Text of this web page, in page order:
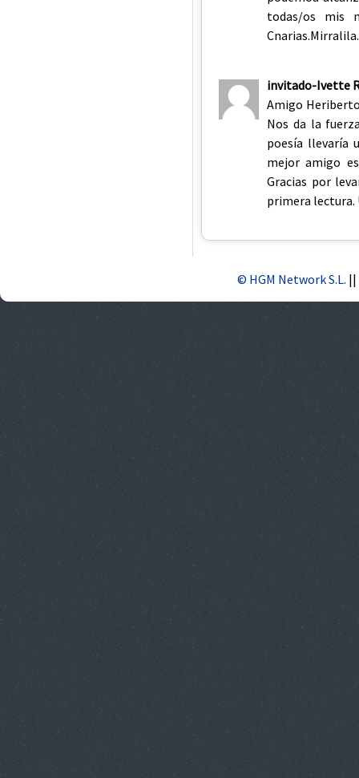
todas/os mis
Cnarias.Mirralila.
invitado-Ivette
Amigo
Nos da la
poesía llevaría
mejor amigo
Gracias por
primera lectura.
© HGM Network S.L. ||